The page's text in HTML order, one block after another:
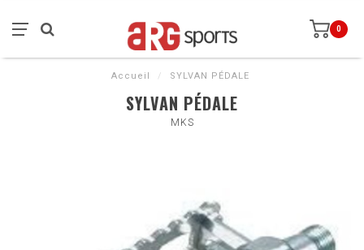
0
Accueil / SYLVAN PÉDALE
SYLVAN PÉDALE
MKS